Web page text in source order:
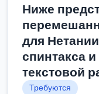
Ниже
для
спинтакса
текстовой
Требуются